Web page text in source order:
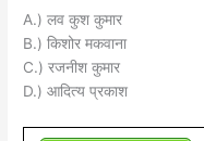
A.) लव कुश कुमार
B.) किशोर मकवाना
C.) रजनीश कुमार
D.) आदित्य प्रकाश